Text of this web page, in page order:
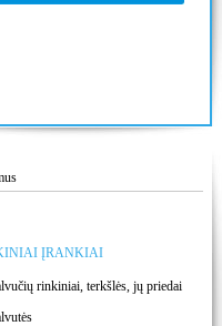
ĮRANKIAI
rinkiniai, terkšlės, jų priedai